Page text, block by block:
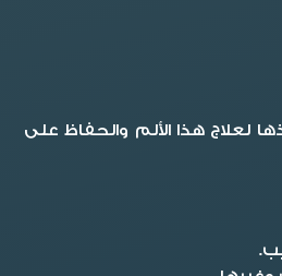
لعلاج هذا الألم والحفاظ على